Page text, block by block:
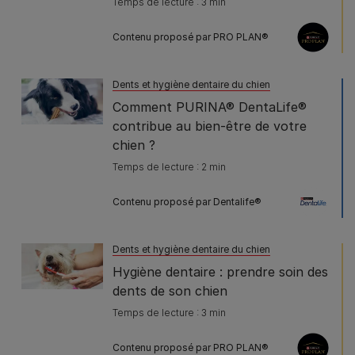
Contenu proposé par PRO PLAN®
Dents et hygiène dentaire du chien
Comment PURINA® DentaLife®
contribue au bien-être de votre
chien ?
Temps de lecture : 2 min
Contenu proposé par Dentalife®
Dents et hygiène dentaire du chien
Hygiène dentaire : prendre soin des
dents de son chien
Temps de lecture : 3 min
Contenu proposé par PRO PLAN®